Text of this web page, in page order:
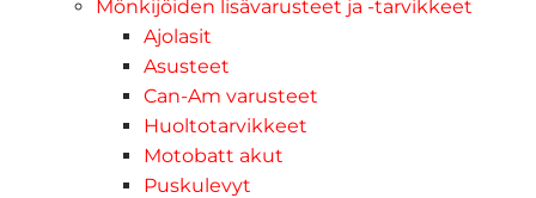
Mönkijöiden lisävarusteet ja -tarvikkeet
Ajolasit
Asusteet
Can-Am varusteet
Huoltotarvikkeet
Motobatt akut
Puskulevyt